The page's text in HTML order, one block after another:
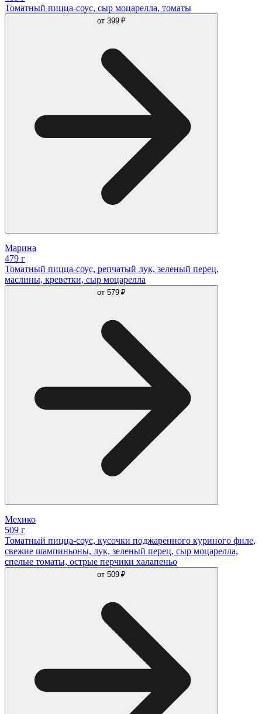
Томатный пицца-соус, сыр моцарелла, томаты
от 399 ₽
Марина
479 г
Томатный пицца-соус, репчатый лук, зеленый перец,
маслины, креветки, сыр моцарелла
от 579 ₽
Мехико
509 г
Томатный пицца-соус, кусочки поджаренного куриного филе,
свежие шампиньоны, лук, зеленый перец, сыр моцарелла,
спелые томаты, острые перчики халапеньо
от 509 ₽